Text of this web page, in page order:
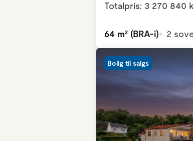
Totalpris: 3 270 840
64 m² (BRA-i) 2
Bolig til salgs